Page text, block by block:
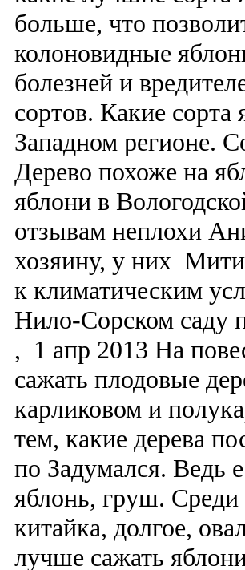
больше, что
колоновидные
болезней и
сортов. Какие
Западном регионе.
Дерево похоже на
яблони в
отзывам неплохи
хозяину, у них
к климатическим
Нило-Сорском саду
, 1 апр 2013 На
сажать плодовые
карликовом и
тем, какие дерева
по Задумался. Ведь
яблонь, груш. Среди
китайка, долгое,
лучше сажать